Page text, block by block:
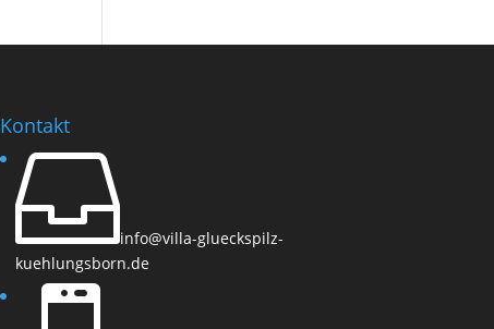
Kontakt
info@villa-glueckspilz-
kuehlungsborn.de